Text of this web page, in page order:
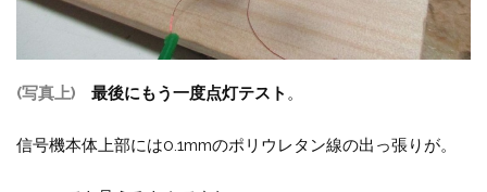
(写真上) 最後にもう一度点灯テスト 。
信号機本体上部には0.1mmのポリウレタン線の出っ張りが。